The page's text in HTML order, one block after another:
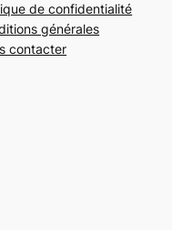
de confidentialité
générales
contacter